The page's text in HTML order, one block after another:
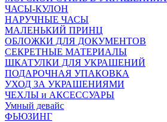
ЧАСЫ-КУЛОН
НАРУЧНЫЕ ЧАСЫ
МАЛЕНЬКИЙ ПРИНЦ
ОБЛОЖКИ ДЛЯ ДОКУМЕНТОВ
СЕКРЕТНЫЕ МАТЕРИАЛЫ
ШКАТУЛКИ ДЛЯ УКРАШЕНИЙ
ПОДАРОЧНАЯ УПАКОВКА
УХОД ЗА УКРАШЕНИЯМИ
ЧEХЛЫ и АКСЕССУАРЫ
Умный девайс
ФЬЮЗИНГ